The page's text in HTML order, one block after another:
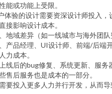
能或功能上受限。
体验的设计需要资深设计师投入，
接影响设计成本。
地域差异（如一线城市与海外团队
产品经理、UI设计师、前端/后端
力成本。
线后的bug修复、系统更新、服务
售后服务也是成本的一部分。
要投入更多人力并行开发，从而导